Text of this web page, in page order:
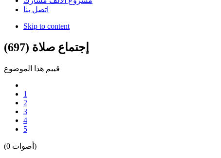
اتصل بنا
Skip to content
(697) إجتماع صلاة
قييم هذا الموضوع
1
2
3
4
5
(0 أصوات)